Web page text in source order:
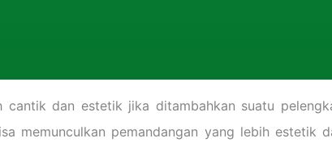
cantik dan estetik jika ditambahkan suatu
memunculkan pemandangan yang lebih estetik